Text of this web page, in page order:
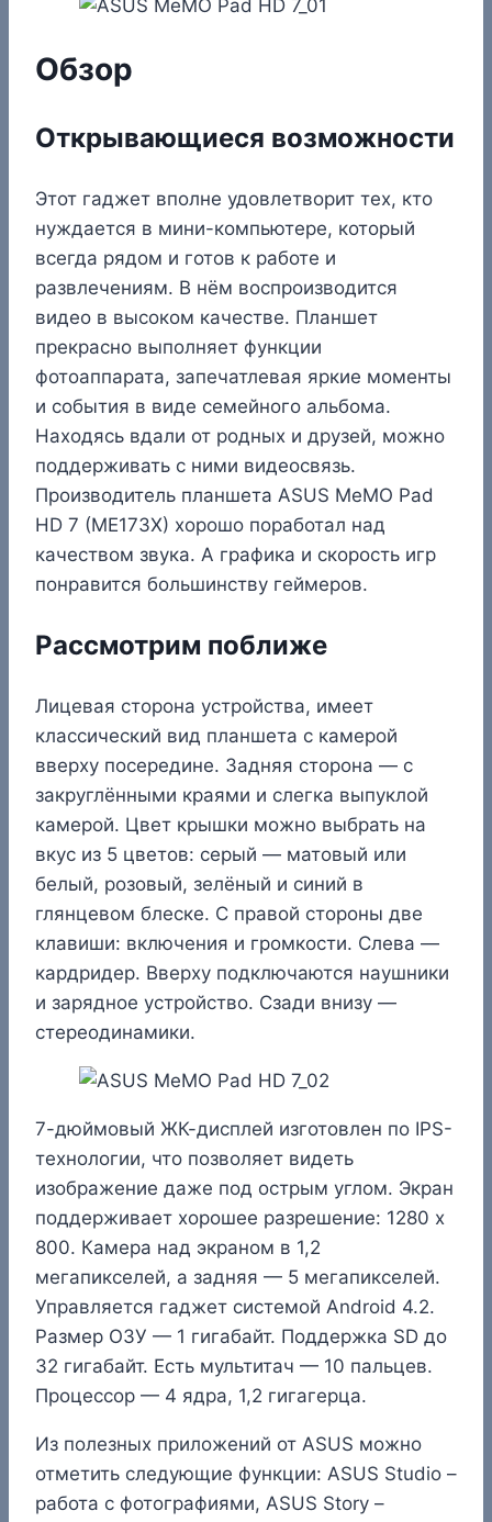
Обзор
Открывающиеся возможности
Этот гаджет вполне удовлетворит тех, кто
нуждается в мини-компьютере, который
всегда рядом и готов к работе и
развлечениям. В нём воспроизводится
видео в высоком качестве. Планшет
прекрасно выполняет функции
фотоаппарата, запечатлевая яркие моменты
и события в виде семейного альбома.
Находясь вдали от родных и друзей, можно
поддерживать с ними видеосвязь.
Производитель планшета ASUS MeMO Pad
HD 7 (ME173X) хорошо поработал над
качеством звука. А графика и скорость игр
понравится большинству геймеров.
Рассмотрим поближе
Лицевая сторона устройства, имеет
классический вид планшета с камерой
вверху посередине. Задняя сторона — с
закруглёнными краями и слегка выпуклой
камерой. Цвет крышки можно выбрать на
вкус из 5 цветов: серый — матовый или
белый, розовый, зелёный и синий в
глянцевом блеске. С правой стороны две
клавиши: включения и громкости. Слева —
кардридер. Вверху подключаются наушники
и зарядное устройство. Сзади внизу —
стереодинамики.
7-дюймовый ЖК-дисплей изготовлен по IPS-
технологии, что позволяет видеть
изображение даже под острым углом. Экран
поддерживает хорошее разрешение: 1280 x
800. Камера над экраном в 1,2
мегапикселей, а задняя — 5 мегапикселей.
Управляется гаджет системой Android 4.2.
Размер ОЗУ — 1 гигабайт. Поддержка SD до
32 гигабайт. Есть мультитач — 10 пальцев.
Процессор — 4 ядра, 1,2 гигагерца.
Из полезных приложений от ASUS можно
отметить следующие функции: ASUS Studio –
работа с фотографиями, ASUS Story –